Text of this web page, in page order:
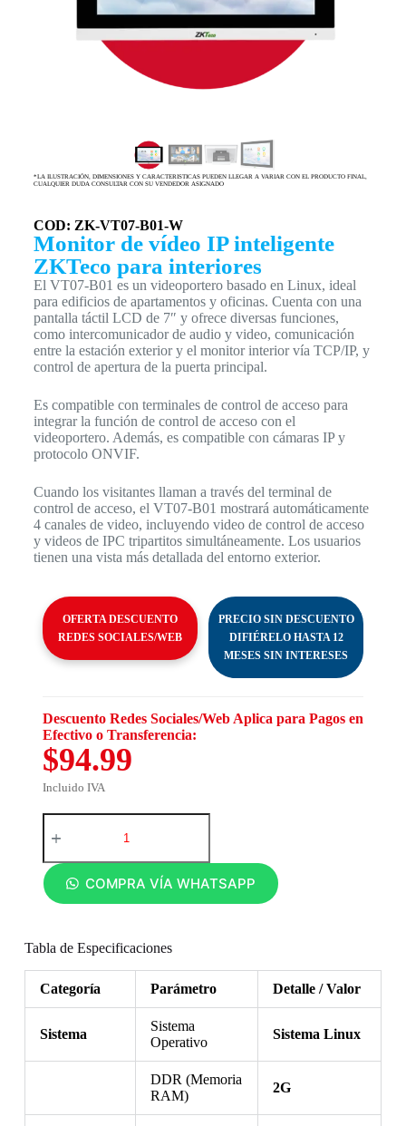
*LA ILUSTRACIÓN, DIMENSIONES Y CARACTERISTICAS PUEDEN LLEGAR A VARIAR CON EL PRODUCTO FINAL,
CUALQUIER DUDA CONSULTAR CON SU VENDEDOR ASIGNADO
COD: ZK-VT07-B01-W
Monitor de vídeo IP inteligente
ZKTeco para interiores
El VT07-B01 es un videoportero basado en Linux, ideal
para edificios de apartamentos y oficinas. Cuenta con una
pantalla táctil LCD de 7″ y ofrece diversas funciones,
como intercomunicador de audio y video, comunicación
entre la estación exterior y el monitor interior vía TCP/IP, y
control de apertura de la puerta principal.
Es compatible con terminales de control de acceso para
integrar la función de control de acceso con el
videoportero. Además, es compatible con cámaras IP y
protocolo ONVIF.
Cuando los visitantes llaman a través del terminal de
control de acceso, el VT07-B01 mostrará automáticamente
4 canales de video, incluyendo video de control de acceso
y videos de IPC tripartitos simultáneamente. Los usuarios
tienen una vista más detallada del entorno exterior.
OFERTA DESCUENTO
REDES SOCIALES/WEB
PRECIO SIN DESCUENTO
DIFIÉRELO HASTA 12
MESES SIN INTERESES
Descuento Redes Sociales/Web Aplica para Pagos en
Efectivo o Transferencia:
$94.99
Incluido IVA
COMPRA VÍA WHATSAPP
Tabla de Especificaciones
Categoría Parámetro Detalle / Valor
Sistema
Sistema
Operativo
Sistema Linux
DDR (Memoria
RAM)
2G